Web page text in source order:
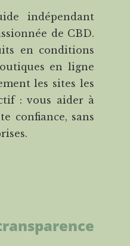
indépendant
de CBD.
en conditions
en ligne
les sites les
: vous aider à
confiance, sans